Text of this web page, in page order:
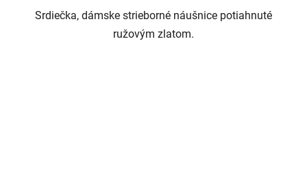
Srdiečka, dámske strieborné náušnice potiahnuté
ružovým zlatom.